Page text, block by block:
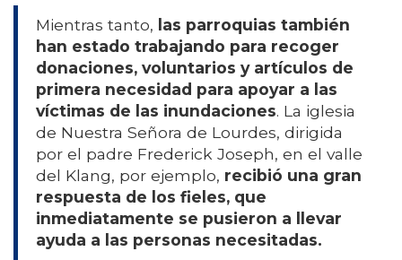
Mientras tanto, las parroquias también
han estado trabajando para recoger
donaciones, voluntarios y artículos de
primera necesidad para apoyar a las
víctimas de las inundaciones. La iglesia
de Nuestra Señora de Lourdes, dirigida
por el padre Frederick Joseph, en el valle
del Klang, por ejemplo, recibió una gran
respuesta de los fieles, que
inmediatamente se pusieron a llevar
ayuda a las personas necesitadas.